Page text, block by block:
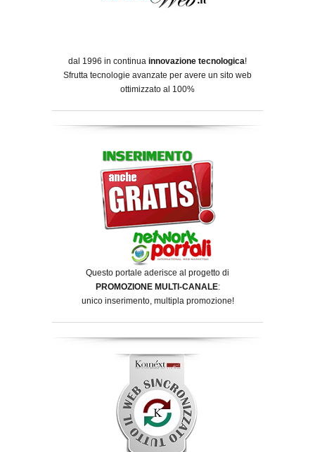
dal 1996 in continua innovazione tecnologica!
Sfrutta tecnologie avanzate per avere un sito web
ottimizzato al 100%
Questo portale aderisce al progetto di
PROMOZIONE MULTI-CANALE:
unico inserimento, multipla promozione!